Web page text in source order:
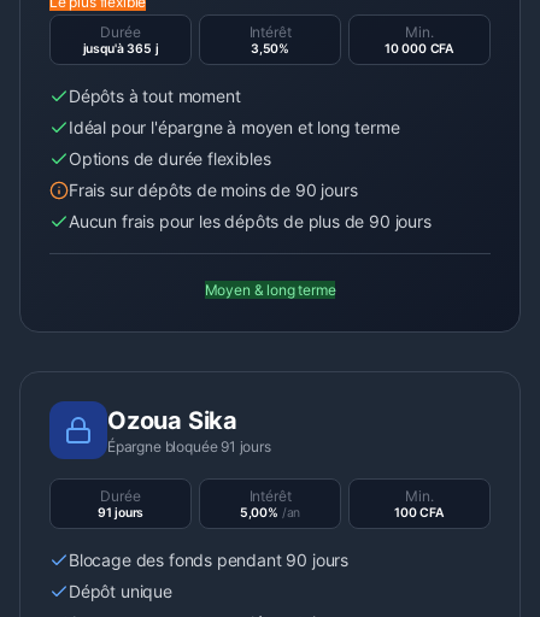
Durée
jusqu'à 365 j
Intérêt
3,50%
Min.
10 000 CFA
Dépôts à tout moment
Idéal pour l'épargne à moyen et long terme
Options de durée flexibles
Frais sur dépôts de moins de 90 jours
Aucun frais pour les dépôts de plus de 90 jours
Moyen & long terme
Ozoua Sika
Épargne bloquée 91 jours
Durée
91 jours
Intérêt
5,00% /an
Min.
100 CFA
Blocage des fonds pendant 90 jours
Dépôt unique